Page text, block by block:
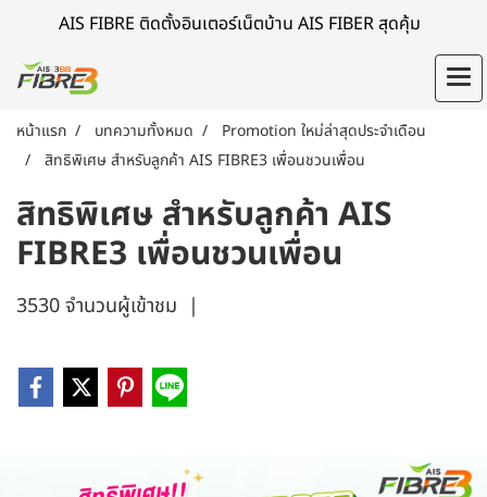
AIS FIBRE ติดตั้งอินเตอร์เน็ตบ้าน AIS FIBER สุดคุ้ม
หน้าแรก บทความทั้งหมด
Promotion ใหม่ล่าสุดประจำเดือน
สิทธิพิเศษ สำหรับลูกค้า AIS FIBRE3 เพื่อนชวนเพื่อน
สิทธิพิเศษ สำหรับลูกค้า AIS
FIBRE3 เพื่อนชวนเพื่อน
3530 จำนวนผู้เข้าชม |